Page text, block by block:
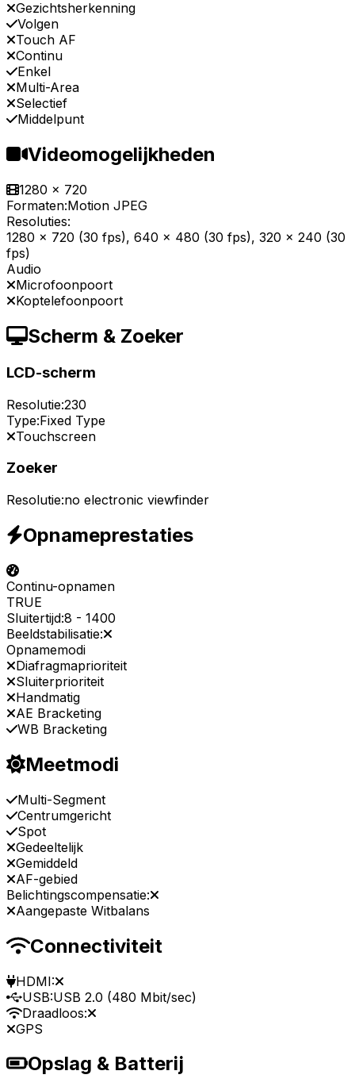
Gezichtsherkenning
Volgen
Touch AF
Continu
Enkel
Multi-Area
Selectief
Middelpunt
Videomogelijkheden
1280 x 720
Formaten:Motion JPEG
Resoluties:
1280 x 720 (30 fps), 640 x 480 (30 fps), 320 x 240 (30
fps)
Audio
Microfoonpoort
Koptelefoonpoort
Scherm & Zoeker
LCD-scherm
Resolutie:230
Type:Fixed Type
Touchscreen
Zoeker
Resolutie:no electronic viewfinder
Opnameprestaties
Continu-opnamen
TRUE
Sluitertijd:8 - 1400
Beeldstabilisatie:
Opnamemodi
Diafragmaprioriteit
Sluiterprioriteit
Handmatig
AE Bracketing
WB Bracketing
Meetmodi
Multi-Segment
Centrumgericht
Spot
Gedeeltelijk
Gemiddeld
AF-gebied
Belichtingscompensatie:
Aangepaste Witbalans
Connectiviteit
HDMI:
USB:USB 2.0 (480 Mbit/sec)
Draadloos:
GPS
Opslag & Batterij